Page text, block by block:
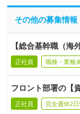
その他の募集情報
【総合基幹職（
正社員 職種・業種
フロント部署の【
正社員 完全週休2日